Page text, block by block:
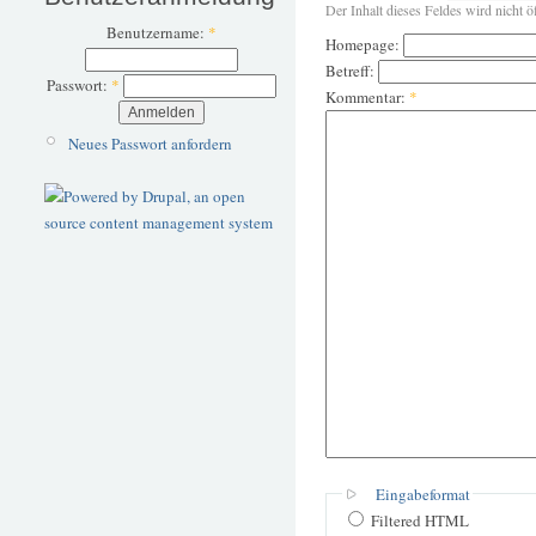
Benutzername: *
Passwort: *
Neues Passwort anfordern
Der Inhalt dieses Feldes wird nicht
Homepage:
Betreff:
Kommentar: *
Eingabeformat
Filtered HTML